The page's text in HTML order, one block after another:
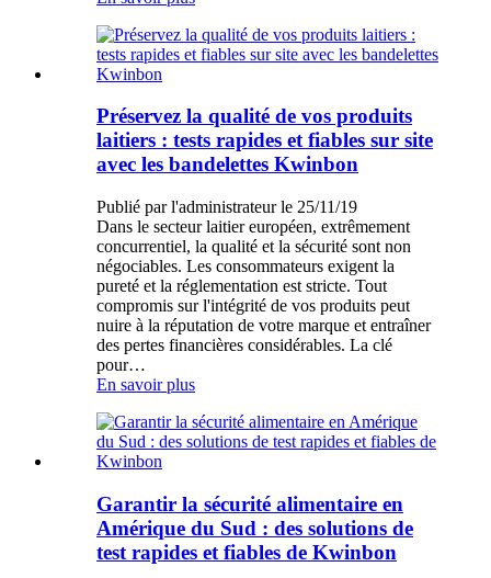
Préservez la qualité de vos produits
laitiers : tests rapides et fiables sur site
avec les bandelettes Kwinbon
Publié par l'administrateur le 25/11/19
Dans le secteur laitier européen, extrêmement
concurrentiel, la qualité et la sécurité sont non
négociables. Les consommateurs exigent la
pureté et la réglementation est stricte. Tout
compromis sur l'intégrité de vos produits peut
nuire à la réputation de votre marque et entraîner
des pertes financières considérables. La clé
pour…
En savoir plus
Garantir la sécurité alimentaire en
Amérique du Sud : des solutions de
test rapides et fiables de Kwinbon